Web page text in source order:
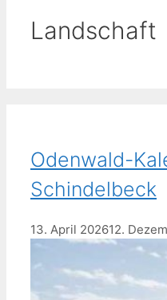
Landschaft
Odenwald-
Schindelbeck
13. April 202612.